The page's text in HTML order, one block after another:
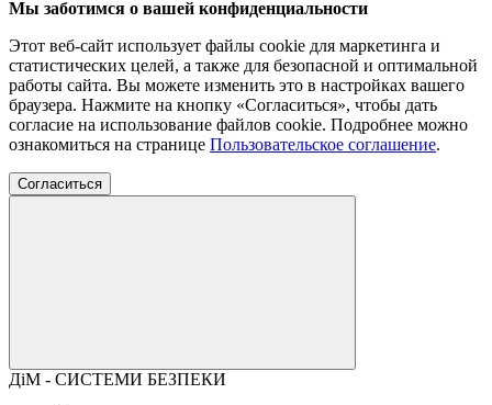
Мы заботимся о вашей конфиденциальности
Этот веб-сайт использует файлы cookie для маркетинга и
статистических целей, а также для безопасной и оптимальной
работы сайта. Вы можете изменить это в настройках вашего
браузера. Нажмите на кнопку «Согласиться», чтобы дать
согласие на использование файлов cookie. Подробнее можно
ознакомиться на странице Пользовательское соглашение.
Согласиться
ДіМ - СИСТЕМИ БЕЗПЕКИ